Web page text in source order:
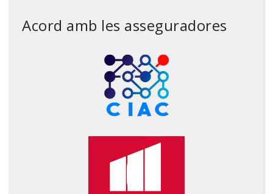
Acord amb les asseguradores